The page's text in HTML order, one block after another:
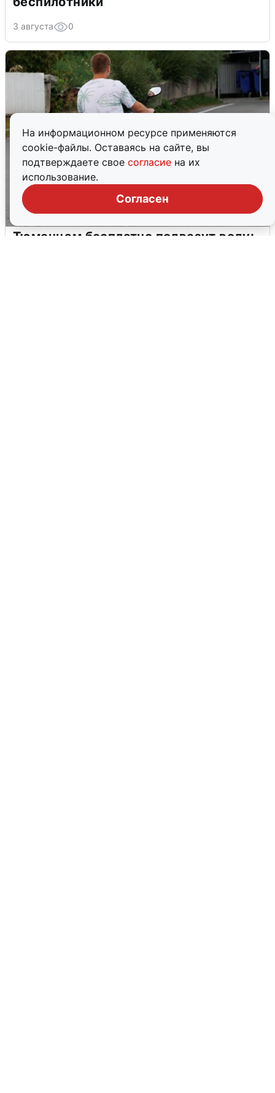
На информационном ресурсе применяются
cookie-файлы. Оставаясь на сайте, вы
подтверждаете свое согласие на их
использование.
Согласен
3 августа 0
Тюменцам бесплатно подвезут воду: